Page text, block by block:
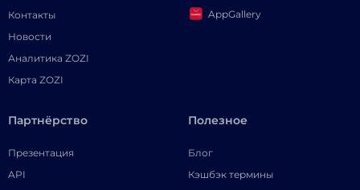
Контакты
Новости
Аналитика ZOZI
Карта ZOZI
AppGallery
Партнёрство
Презентация
API
Полезное
Блог
Кэшбэк термины